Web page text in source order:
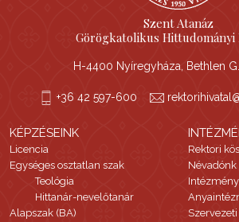
Szent Atanáz
Görögkatolikus Hittudományi
H-4400 Nyíregyháza, Bethlen G.
+36 42 597-600
KÉPZÉSEINK
Licencia
Egységes osztatlan szak
Teológia
Hittanár-nevelőtanár
Alapszak (BA)
Rektori
Névadónk